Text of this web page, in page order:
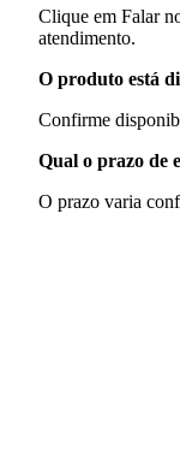
Clique em Falar
atendimento.
O produto está
Confirme
Qual o prazo de
O prazo varia